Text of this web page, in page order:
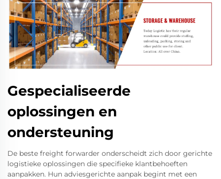
Gespecialiseerde
oplossingen en
ondersteuning
De beste freight forwarder onderscheidt zich door gerichte
logistieke oplossingen die specifieke klantbehoeften
aanpakken. Hun adviesgerichte aanpak begint met een